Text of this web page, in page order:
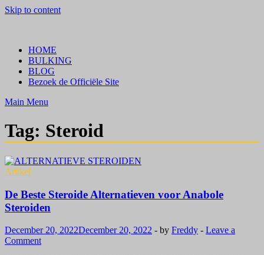
Skip to content
HOME
BULKING
BLOG
Bezoek de Officiële Site
Main Menu
Tag: Steroid
Artikel
De Beste Steroide Alternatieven voor Anabole
Steroiden
December 20, 2022December 20, 2022 - by Freddy - Leave a
Comment